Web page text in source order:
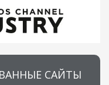
САЙТЫ